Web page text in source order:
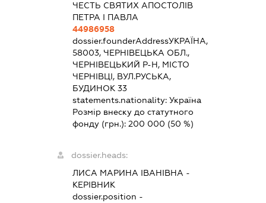
ЧЕСТЬ СВЯТИХ АПОСТОЛІВ
ПЕТРА І ПАВЛА
44986958
dossier.founderAddressУКРАЇНА,
58003, ЧЕРНІВЕЦЬКА ОБЛ.,
ЧЕРНІВЕЦЬКИЙ Р-Н, МІСТО
ЧЕРНІВЦІ, ВУЛ.РУСЬКА,
БУДИНОК 33
statements.nationality: Україна
Розмір внеску до статутного
фонду (грн.): 200 000 (50 %)
dossier.heads:
ЛИСА МАРИНА ІВАНІВНА -
КЕРІВНИК
dossier.position -